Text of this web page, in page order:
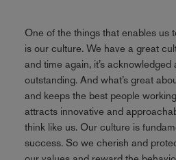
One of the things that enables us
is our culture. We have a great
and time again, it’s acknowledged
outstanding. And what’s great
and keeps the best people
attracts innovative and
think like us. Our culture is
success. So we cherish and